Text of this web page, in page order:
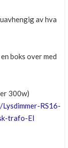
av hva
boks over med
300w)
RS16-
trafo-El